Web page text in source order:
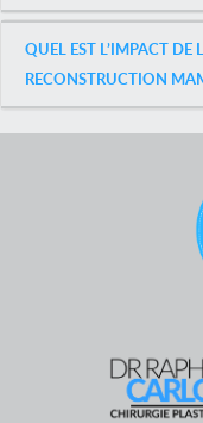
QUEL EST L’IMPACT
RECONSTRUCTION